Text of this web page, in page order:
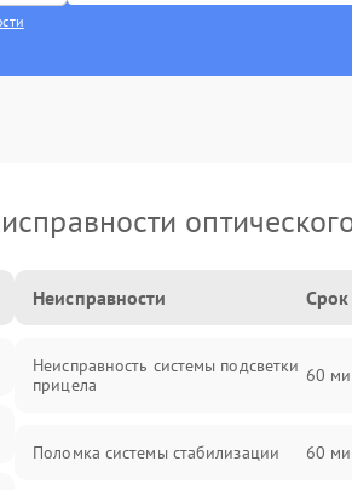
Неисправности Срок
Неисправность системы подсветки
прицела
60
Поломка системы стабилизации 60